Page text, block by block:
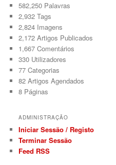
582,250 Palavras
2,932 Tags
2,824 Imagens
2,172 Artigos Publicados
1,667 Comentários
330 Utilizadores
77 Categorias
82 Artigos Agendados
8 Páginas
ADMINISTRAÇÃO
Iniciar Sessão / Registo
Terminar Sessão
Feed RSS